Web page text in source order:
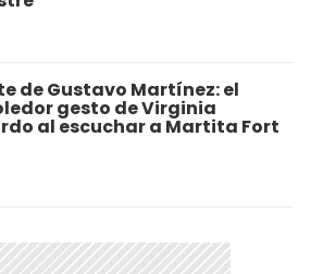
de Gustavo Martínez: el
gesto de Virginia
al escuchar a Martita Fort